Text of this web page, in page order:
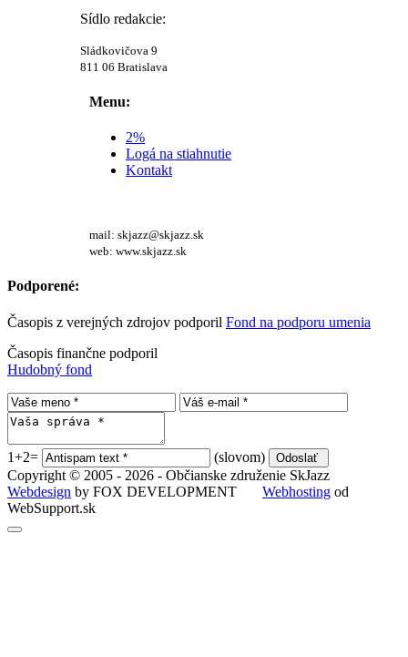
Sídlo redakcie:
Sládkovičova 9
811 06 Bratislava
Menu:
2%
Logá na stiahnutie
Kontakt
mail: skjazz@skjazz.sk
web: www.skjazz.sk
Podporené:
Časopis z verejných zdrojov podporil Fond na podporu umenia
Časopis finančne podporil
Hudobný fond
1+2=
(slovom)
Copyright © 2005 - 2026 - Občianske združenie SkJazz
Webdesign by FOX DEVELOPMENT Webhosting od
WebSupport.sk